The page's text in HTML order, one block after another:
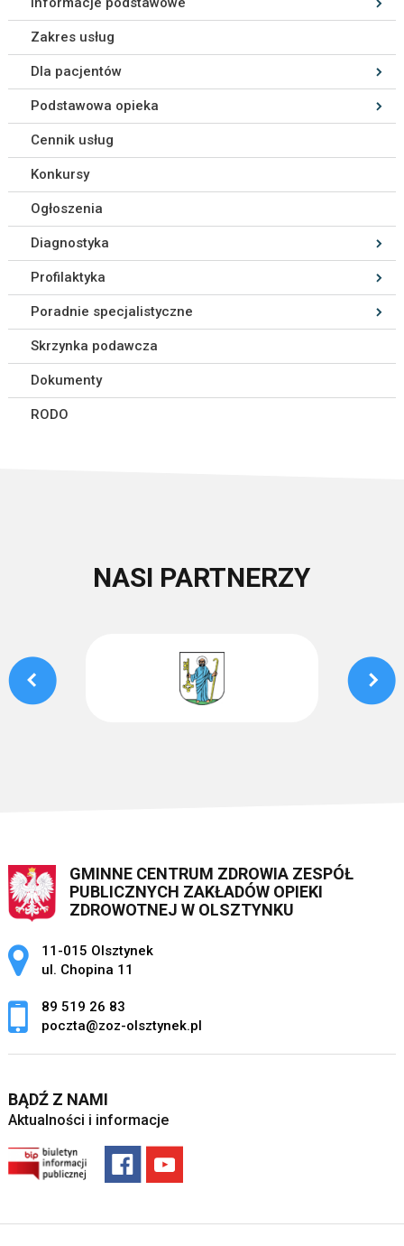
Zakres usług
Dla pacjentów
Podstawowa opieka
Cennik usług
Konkursy
Ogłoszenia
Diagnostyka
Profilaktyka
Poradnie specjalistyczne
Skrzynka podawcza
Dokumenty
RODO
NASI PARTNERZY
GMINNE CENTRUM ZDROWIA ZESPÓŁ
PUBLICZNYCH ZAKŁADÓW OPIEKI
ZDROWOTNEJ W OLSZTYNKU
Adres pocztowy:
11-015 Olsztynek
ul. Chopina 11
89 519 26 83
poczta@zoz-olsztynek.pl
BĄDŹ Z NAMI
Aktualności i informacje